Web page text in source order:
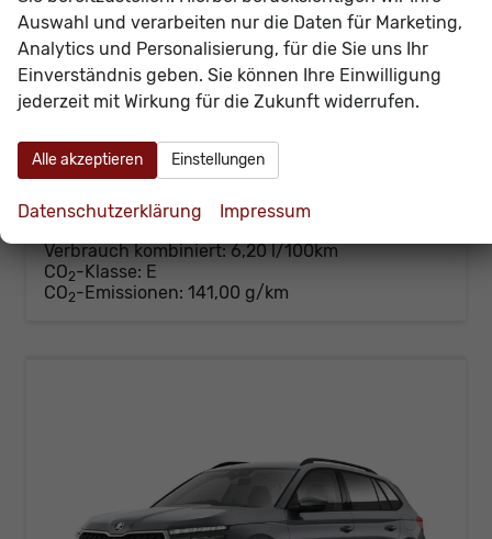
Skoda Kamiq
sofort lieferbar
Fahrzeugnr. 60614 Getriebe
Leistung 85 kW (116 PS) Kilometerstand
26.230,– €
Verbrauch kombiniert:6,20 l/100km
CO2-Klasse: E
CO2-Emissionen: 141,00 g/km
Auswahl und verarbeiten nur die Daten für Marketing,
Analytics und Personalisierung, für die Sie uns Ihr
Einverständnis geben. Sie können Ihre Einwilligung
jederzeit mit Wirkung für die Zukunft widerrufen.
Alle akzeptieren Einstellungen
Datenschutzerklärung Impressum